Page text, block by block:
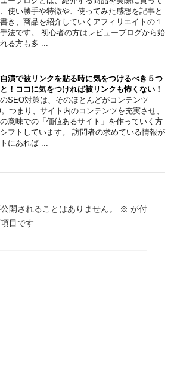
使い勝手や特徴や、使ってみた感想を記事と
き、商品を紹介していくアフィリエイトの１
法です。 初心者の方はレビューブログから始
る方も多 ...
演で被リンクを貼る時に気をつけるべき５つ
！ココに気をつければ被リンクも怖くない！
SEO対策は、そのほとんどがコンテンツ
つまり、サイト内のコンテンツを充実させ、
意味での「価値あるサイト」を作っていく方
フトしています。 訪問者の求めている情報が
にあれば ...
開されることはありません。 ※ が付
目です